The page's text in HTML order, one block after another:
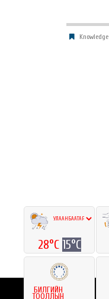
Knowledge
28°C 15°C
БИЛГИЙН
ТООЛЛЫН